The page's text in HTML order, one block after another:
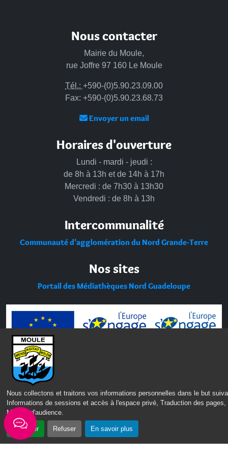
Nous collectons et traitons vos informations personnelles dans le but
Informations de sessions et accès à l'espace privé, Traduction des pages,
Mesure d'audience.
Accepter Refuser En savoir plus
Nous contacter
Mairie du Moule,
rue Joffre 97 160 Le Moule
Tél.: +590-(0)5.90.23.09.00
Fax: +590-(0)5.90.23.68.73
Envoyer un email
Horaires d'ouverture
Lundi - mardi - jeudi :
de 8h à 13h et de 14h à 17h
Mercredi : de 7h30 à 13h30
Vendredi : de 8h à 13h
Intercommunalité
Communauté d’agglomération du Nord Grande-Terre
Nos sites
Portail des Médiathèques Nord Guadeloupe